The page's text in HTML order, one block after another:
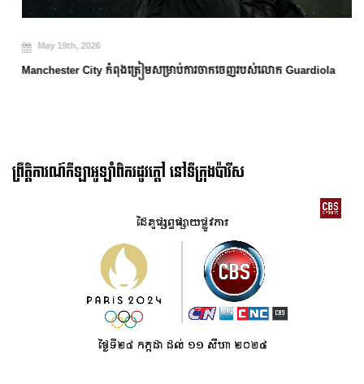
May 19th, 2026
Manchester City កំពុងត្រៀមសម្រាប់ការចាកចេញរបស់លោក Guardiola
ព្រឹត្តិការណ៍កីឡាអូឡាំពិករដូវក្ដៅ នៅទីក្រុងប៉ារីស